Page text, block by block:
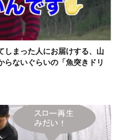
しまった人にお届けする、山
らないぐらいの「魚突きドリ